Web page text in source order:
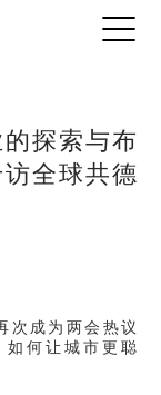
探索与布
全球共德
次成为两会热议
何让城市更聪